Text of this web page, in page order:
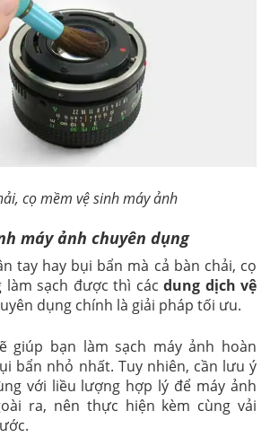
cọ mềm vệ sinh máy ảnh
máy ảnh chuyên dụng
tay hay bụi bẩn mà cả bàn chải, cọ
làm sạch được thì các dung dịch vệ
dụng chính là giải pháp tối ưu.
giúp bạn làm sạch máy ảnh hoàn
bẩn nhỏ nhất. Tuy nhiên, cần lưu ý
với liều lượng hợp lý để máy ảnh
ra, nên thực hiện kèm cùng vải